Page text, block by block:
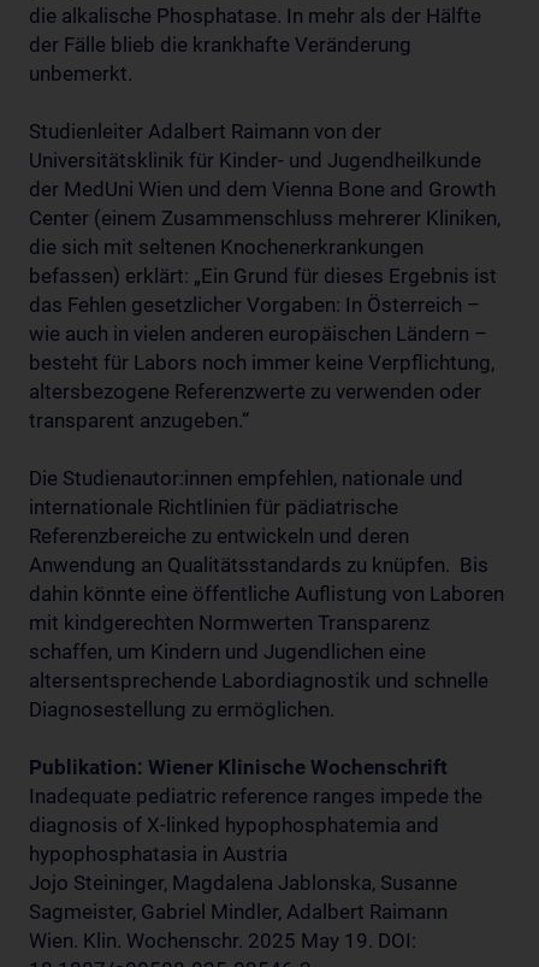
die alkalische Phosphatase. In mehr als der Hälfte
der Fälle blieb die krankhafte Veränderung
unbemerkt.
Studienleiter Adalbert Raimann von der
Universitätsklinik für Kinder- und Jugendheilkunde
der MedUni Wien und dem Vienna Bone and Growth
Center (einem Zusammenschluss mehrerer Kliniken,
die sich mit seltenen Knochenerkrankungen
befassen) erklärt: „Ein Grund für dieses Ergebnis ist
das Fehlen gesetzlicher Vorgaben: In Österreich –
wie auch in vielen anderen europäischen Ländern –
besteht für Labors noch immer keine Verpflichtung,
altersbezogene Referenzwerte zu verwenden oder
transparent anzugeben.“
Die Studienautor:innen empfehlen, nationale und
internationale Richtlinien für pädiatrische
Referenzbereiche zu entwickeln und deren
Anwendung an Qualitätsstandards zu knüpfen. Bis
dahin könnte eine öffentliche Auflistung von Laboren
mit kindgerechten Normwerten Transparenz
schaffen, um Kindern und Jugendlichen eine
altersentsprechende Labordiagnostik und schnelle
Diagnosestellung zu ermöglichen.
Publikation: Wiener Klinische Wochenschrift
Inadequate pediatric reference ranges impede the
diagnosis of X-linked hypophosphatemia and
hypophosphatasia in Austria
Jojo Steininger, Magdalena Jablonska, Susanne
Sagmeister, Gabriel Mindler, Adalbert Raimann
Wien. Klin. Wochenschr. 2025 May 19. DOI: